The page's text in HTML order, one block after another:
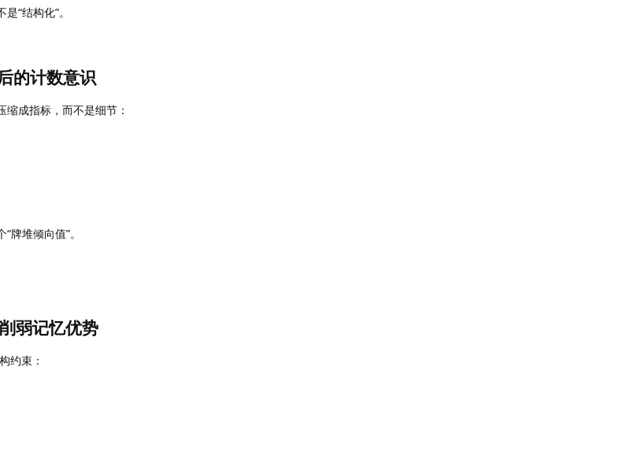
“结构化”。
的计数意识
成指标，而不是细节：
牌堆倾向值”。
弱记忆优势
约束：